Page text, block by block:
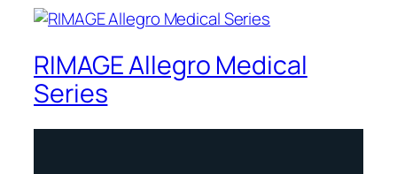
RIMAGE Allegro Medical
Series